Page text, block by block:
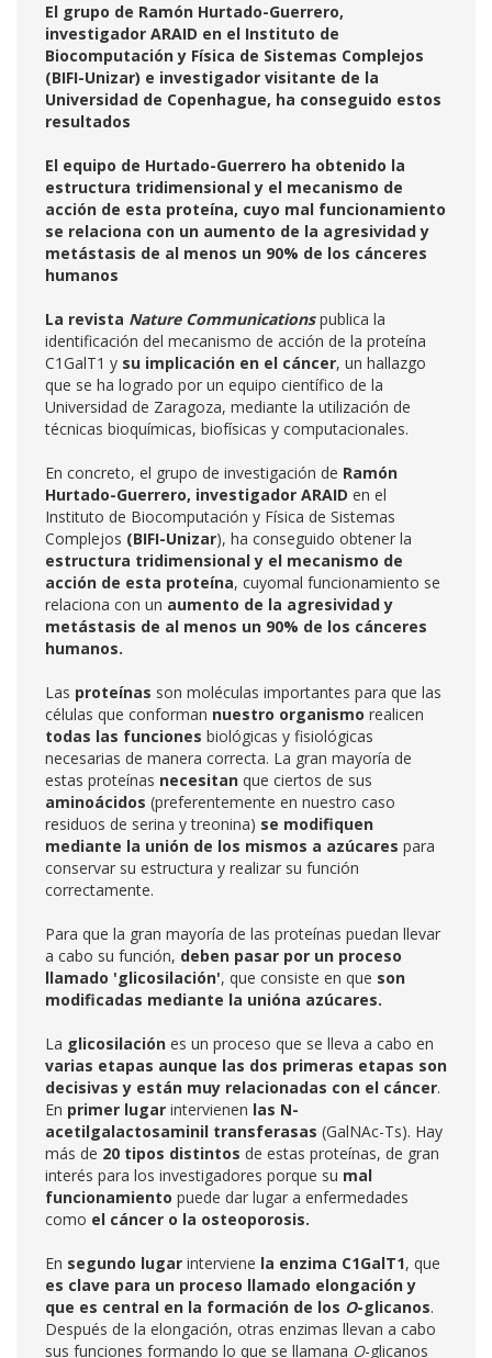
El grupo de Ramón Hurtado-Guerrero,
investigador ARAID en el Instituto de
Biocomputación y Física de Sistemas Complejos
(BIFI-Unizar) e investigador visitante de la
Universidad de Copenhague, ha conseguido estos
resultados
El equipo de Hurtado-Guerrero ha obtenido la
estructura tridimensional y el mecanismo de
acción de esta proteína, cuyo mal funcionamiento
se relaciona con un aumento de la agresividad y
metástasis de al menos un 90% de los cánceres
humanos
La revista Nature Communicationspublica la
identificación del mecanismo de acción de la proteína
C1GalT1 y su implicación en el cáncer, un hallazgo
que se ha logrado por un equipo científico de la
Universidad de Zaragoza, mediante la utilización de
técnicas bioquímicas, biofísicas y computacionales.
En concreto, el grupo de investigación de Ramón
Hurtado-Guerrero, investigador ARAID en el
Instituto de Biocomputación y Física de Sistemas
Complejos (BIFI-Unizar), ha conseguido obtener la
estructura tridimensional y el mecanismo de
acción de esta proteína, cuyomal funcionamiento se
relaciona con un aumento de la agresividady
metástasis de al menos un 90% de los cánceres
humanos.
Las proteínas son moléculas importantes para que las
células que conforman nuestro organismo realicen
todas las funciones biológicas y fisiológicas
necesarias de manera correcta. La gran mayoría de
estas proteínas necesitan que ciertos de sus
aminoácidos (preferentemente en nuestro caso
residuos de serina y treonina) se modifiquen
mediante la unión de los mismos a azúcares para
conservar su estructura y realizar su función
correctamente.
Para que la gran mayoría de las proteínas puedan llevar
a cabo su función, deben pasar por un proceso
llamado 'glicosilación', que consiste en que son
modificadas mediante la unióna azúcares.
La glicosilación es un proceso que se lleva a cabo en
varias etapas aunque las dos primeras etapas son
decisivas y están muy relacionadas con el cáncer.
En primer lugar intervienen las N-
acetilgalactosaminil transferasas (GalNAc-Ts). Hay
más de 20 tipos distintos de estas proteínas, de gran
interés para los investigadores porque su mal
funcionamiento puede dar lugar a enfermedades
como el cáncer o la osteoporosis.
En segundo lugar interviene la enzima C1GalT1, que
es clave para un proceso llamado elongación y
que es central en la formación de los O-glicanos.
Después de la elongación, otras enzimas llevan a cabo
sus funciones formando lo que se llamana O-glicanos